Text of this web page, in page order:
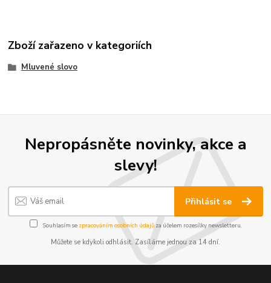
Zboží zařazeno v kategoriích
Mluvené slovo
Nepropásněte novinky, akce a
slevy!
Přihlásit se
Souhlasím se zpracováním osobních údajůza účelem rozesílky newsletteru.
Můžete se kdykoli odhlásit. Zasíláme jednou za 14 dní.